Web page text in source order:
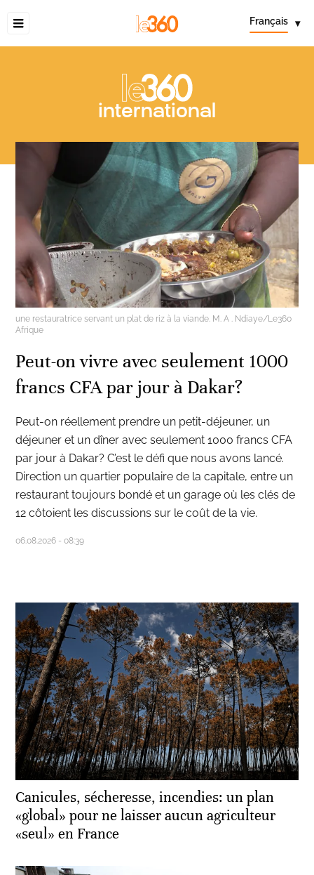
Français ▾
international
une restauratrice servant un plat de riz à la viande. M. A . Ndiaye/Le360
Afrique
Peut-on vivre avec seulement 1000
francs CFA par jour à Dakar?
Peut-on réellement prendre un petit-déjeuner, un
déjeuner et un dîner avec seulement 1000 francs CFA
par jour à Dakar? C’est le défi que nous avons lancé.
Direction un quartier populaire de la capitale, entre un
restaurant toujours bondé et un garage où les clés de
12 côtoient les discussions sur le coût de la vie.
06.08.2026 - 08:39
Canicules, sécheresse, incendies: un plan
«global» pour ne laisser aucun agriculteur
«seul» en France